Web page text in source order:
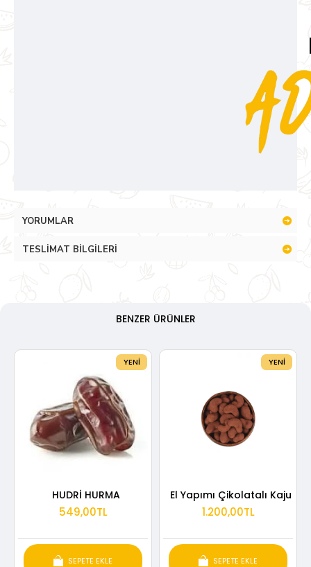
YORUMLAR
TESLIMAT BILGILERI
BENZER ÜRÜNLER
YENI
HUDRİ HURMA
549,00TL
SEPETE EKLE
YENI
El Yapımı Çikolatalı Kaju
1.200,00TL
SEPETE EKLE